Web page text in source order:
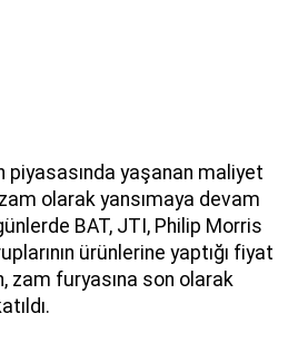
piyasasında yaşanan maliyet
olarak yansımaya devam
BAT, JTI, Philip Morris
ürünlerine yaptığı fiyat
zam furyasına son olarak